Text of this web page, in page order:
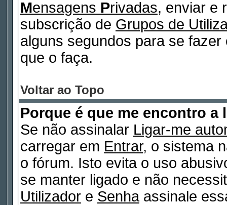
Mensagens Privadas, enviar e
subscrição de Grupos de
alguns segundos para se
que o faça.
Voltar ao Topo
Porque é que me encontro
Se não assinalar Ligar-me
carregar em Entrar, o sistema
o fórum. Isto evita o uso
se manter ligado e não
Utilizador e Senhaassinale